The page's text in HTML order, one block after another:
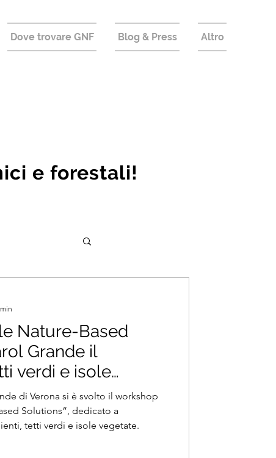
Dove trovare GNF Blog & Press Altro
e forestali!
Nature-Based
Grande il
verdi e isole
di Verona si è svolto il workshop
Solutions”, dedicato a
tetti verdi e isole vegetate.